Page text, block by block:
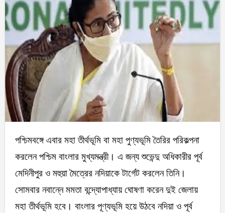
পশ্চিমবঙ্গে এবার মহা তীর্থভূমি বা মহা পুণ্যভূমি তৈরির পরিকল্পনা
করলেন পশ্চিম বাংলার মুখ্যমন্ত্রী। এ জন্য শুভেন্দু অধিকারীর পূর্ব
মেদিনীপুর ও মহুয়া মৈত্রের নদিয়াকে টার্গেট করলেন তিনি।
সোমবার নবান্নে মমতা বন্দ্যোপাধ্যায় ঘোষণা করেন দুই জেলায়
মহা তীর্থভূমি হবে। বাংলার পূণ্যভূমি হয়ে উঠবে নদিয়া ও পূর্ব